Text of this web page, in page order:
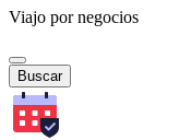
Viajo por negocios
Buscar